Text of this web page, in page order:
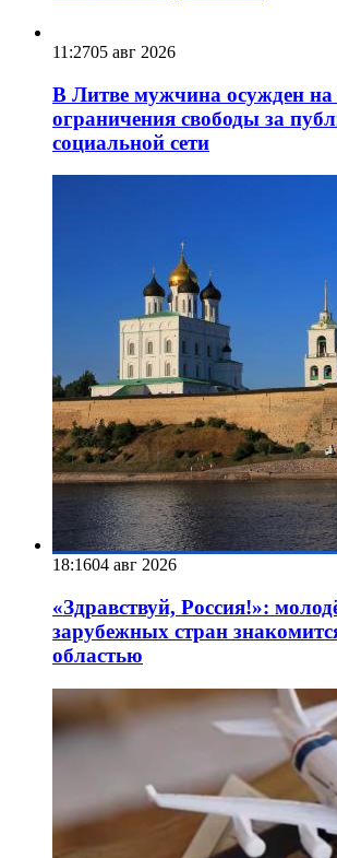
11:2705 авг 2026
В Литве мужчина осужден на
ограничения свободы за
социальной сети
18:1604 авг 2026
«Здравствуй, Россия!»:
зарубежных стран
областью